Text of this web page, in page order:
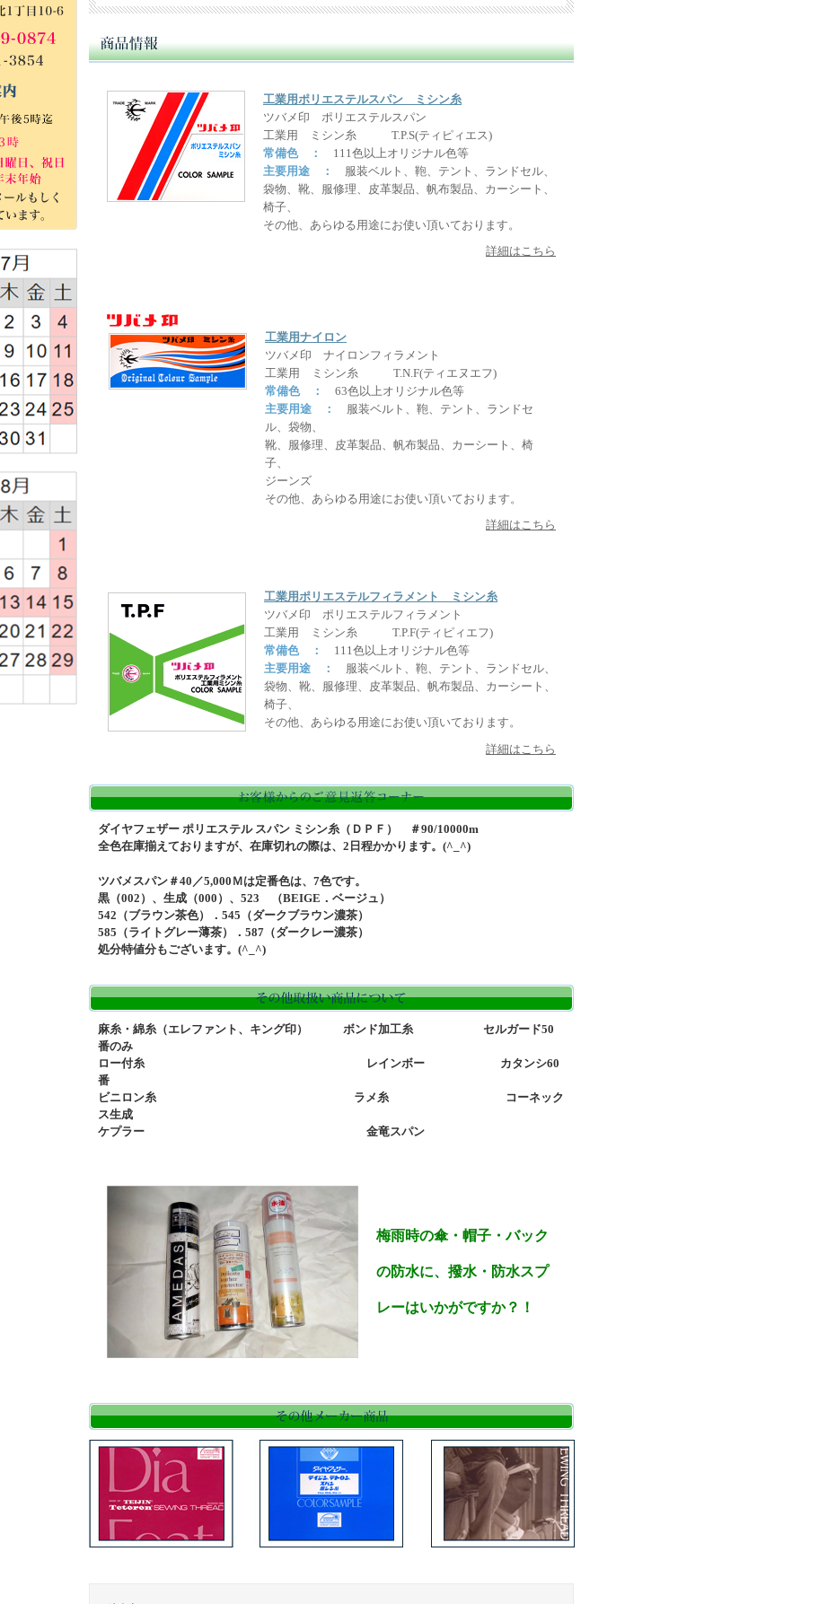
2026年6月吉日
価格改定のお知らせ
拝啓 貴社ますますご清栄のこととお慶び申し上げます。
平素は格別のお引き立てを賜り、厚く御礼申し上げます。
さて、誠に恐縮ではございますが、この度、ミシン糸及び縫製副資材の販売価格を改定
させていただきたく、ご案内申し上げます。
近年の生産における労務費の継続的な上昇ならびにエネルギー費、昨今の撚糸・染色の
加工費、包装資材、物流経費の上昇などにより製造原価が大幅に上昇しております。こ
れまで合理化・コスト削減等の努力を重ね、価格維持に努めてまいりましたが、企業努
力のみでは吸収が困難な状況となりました。
つきましては、誠に心苦しい限りではございますが、下記の通り対応させて頂きたく存
弊社と致しましても、引さ続さ原料確保と製品供給に最善を尽くして参る所存てす。何
卒諸事情をご賢察頂き、ご理解とご協力を賜りますよう伏してお願い申し上げます。
○改訂商品 ：
ツバメ印全般（ポリエステル糸、ナイロン糸、綿糸、麻糸、絹糸等）
ダイヤフェザーBrand ミシン糸全商品工業糸・家庭糸全般
刺繍糸透明糸ビニロン糸フィットロン糸ハイタックコード特殊糸
OEM加工（上記以外の顧客別仕様・特注品を含む）
弊社取扱縫製副資材（はさみ、針、ミシン部品、各テープ類、接着剤、エアゾール類、
○値上げ幅 ： 値上げ幅15% UP～
① 今後の価格および商品の在庫・製造状況につきましては、変動する可能性がございま
ご不便をおかけいたしますが、何卒ご理解賜りますようお願い申し上げます。
2026年5月吉日
棚卸し休業日のお知らせ
拝啓 貴社益々ご清栄のこととお慶び申し上げます。
平素は格別のお引き立てを賜りありがたく厚くお礼申し上げます。
さて、弊社では決算棚卸休業日を下記の通り実施させていただきます。
皆様にはご不便をお掛けしますが、何卒ご了承の程お願い申し上げます。
なお、棚卸し休業中に納品が見込まれる場合は、事前に弊社営業担当にご相談くださ
い。 敬具
※店頭販売・配達・発送も休業とさせていただきますのでよろしくお願い申し上げま
工業用ポリエステルスパン ミシン糸
ツバメ印 ポリエステルスパン
工業用 ミシン糸 T.P.S(ティピィエス)
常備色 ：
111色以上オリジナル色等
主要用途 ：
服装ベルト、鞄、テント、ランドセル、
袋物、靴、服修理、皮革製品、帆布製品、カーシート、
椅子、
その他、あらゆる用途にお使い頂いております。
詳細はこちら
工業用ナイロン
ツバメ印 ナイロンフィラメント
工業用 ミシン糸 T.N.F(ティエヌエフ)
常備色 ：
63色以上オリジナル色等
主要用途 ：
服装ベルト、鞄、テント、ランドセ
ル、袋物、
靴、服修理、皮革製品、帆布製品、カーシート、椅
子、
ジーンズ
その他、あらゆる用途にお使い頂いております。
詳細はこちら
工業用ポリエステルフィラメント ミシン糸
ツバメ印 ポリエステルフィラメント
工業用 ミシン糸 T.P.F(ティピィエフ)
常備色 ：
111色以上オリジナル色等
主要用途 ：
服装ベルト、鞄、テント、ランドセル、
袋物、靴、服修理、皮革製品、帆布製品、カーシート、
椅子、
その他、あらゆる用途にお使い頂いております。
詳細はこちら
ダイヤフェザー ポリエステル スパン ミシン糸（ＤＰＦ） ＃90/10000m
全色在庫揃えておりますが、在庫切れの際は、2日程かかります。(^_^)
ツバメスパン＃40／5,000Ｍは定番色は、7色です。
黒（002）、生成（000）、523 （BEIGE．ベージュ）
542（ブラウン茶色）．545（ダークブラウン濃茶）
585（ライトグレー薄茶）．587（ダークレー濃茶）
処分特値分もございます。(^_^)
麻糸・綿糸（エレファント、キング印） ボンド加工糸 セルガード50
番のみ
ロー付糸 レインボー カタンシ60
番
ビニロン糸 ラメ糸 コーネック
ス生成
ケプラー 金竜スパン
梅雨時の傘・帽子・バック
の防水に、撥水・防水スプ
レーはいかがですか？！